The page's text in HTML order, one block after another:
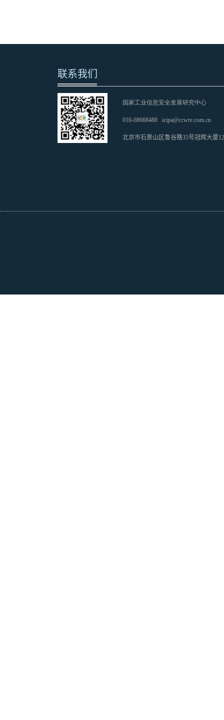
联系我们
国家工业信息安全发展研究中心
010-68668488 icipa@ccwre.com.cn
北京市石景山区鲁谷路35号冠辉大厦